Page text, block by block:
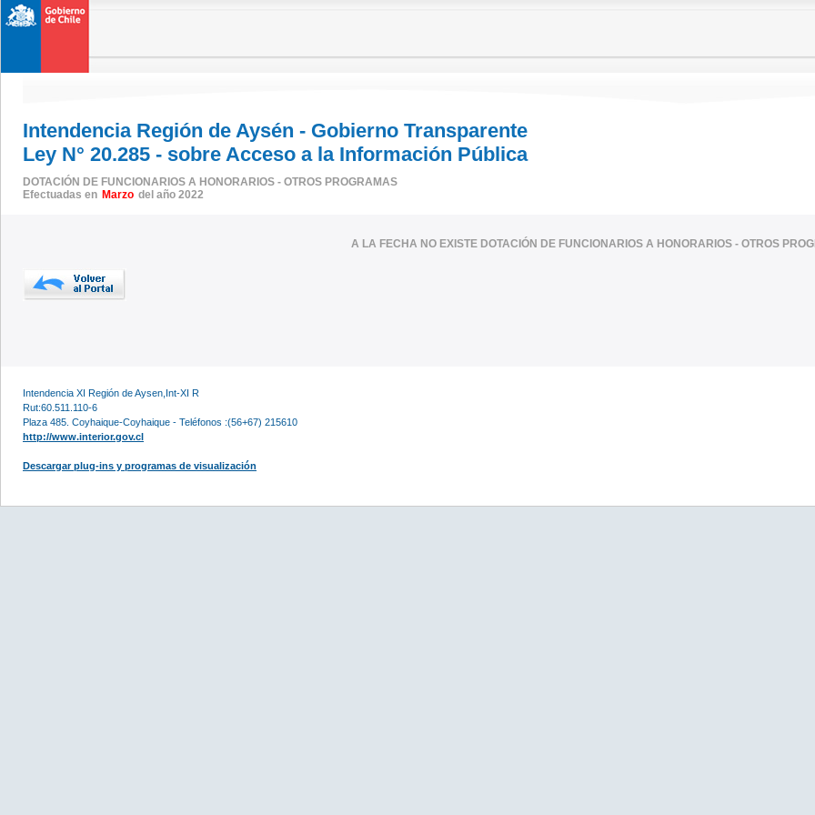
Intendencia Región de Aysén - Gobierno Transparente
Ley N° 20.285 - sobre Acceso a la Información Pública
DOTACIÓN DE FUNCIONARIOS A HONORARIOS - OTROS PROGRAMAS
Efectuadas en Marzo del año 2022
A LA FECHA NO EXISTE DOTACIÓN DE FUNCIONARIOS A HONORARIOS - OTROS
Intendencia XI Región de Aysen,Int-XI R
Rut:60.511.110-6
Plaza 485. Coyhaique-Coyhaique - Teléfonos :(56+67) 215610
http://www.interior.gov.cl
Descargar plug-ins y programas de visualización